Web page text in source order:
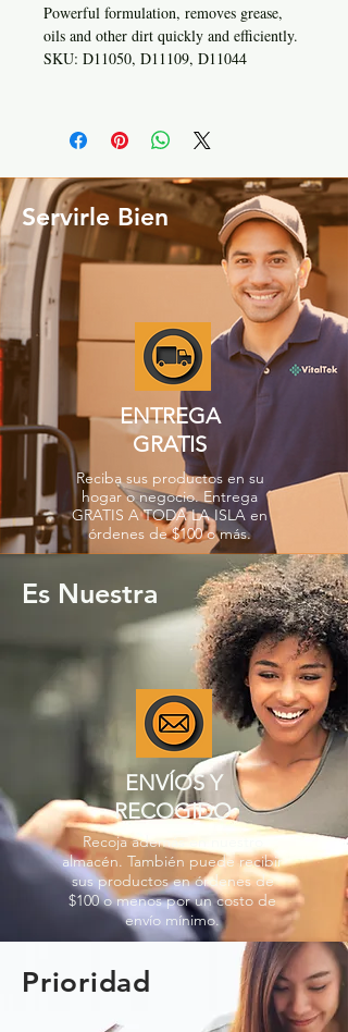
Powerful formulation, removes grease,
oils and other dirt quickly and efficiently.
SKU: D11050, D11109, D11044
Servirle Bien
ENTREGA
GRATIS
Reciba sus productos en su
hogar o negocio. Entrega
GRATIS A TODA LA ISLA en
órdenes de $100 o más.
Es Nuestra
ENVÍOS Y
RECOGIDO
Recoja además en nuestro
almacén. También puede recibir
sus productos en órdenes de
$100 o menos por un costo de
envío mínimo.
Prioridad